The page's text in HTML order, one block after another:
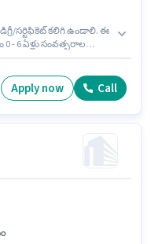
సర్టిఫికెట్ కలిగి ఉండాలి. ఈ
- 6 ఏళ్లు సంవత్సరాల
ఉదయపూర్ లో ఉంది.
Apply now Call